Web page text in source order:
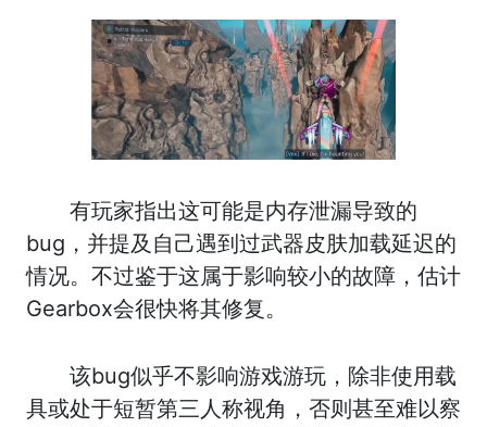
有玩家指出这可能是内存泄漏导致的
bug，并提及自己遇到过武器皮肤加载延迟的
情况。不过鉴于这属于影响较小的故障，估计
Gearbox会很快将其修复。
该bug似乎不影响游戏游玩，除非使用载
具或处于短暂第三人称视角，否则甚至难以察